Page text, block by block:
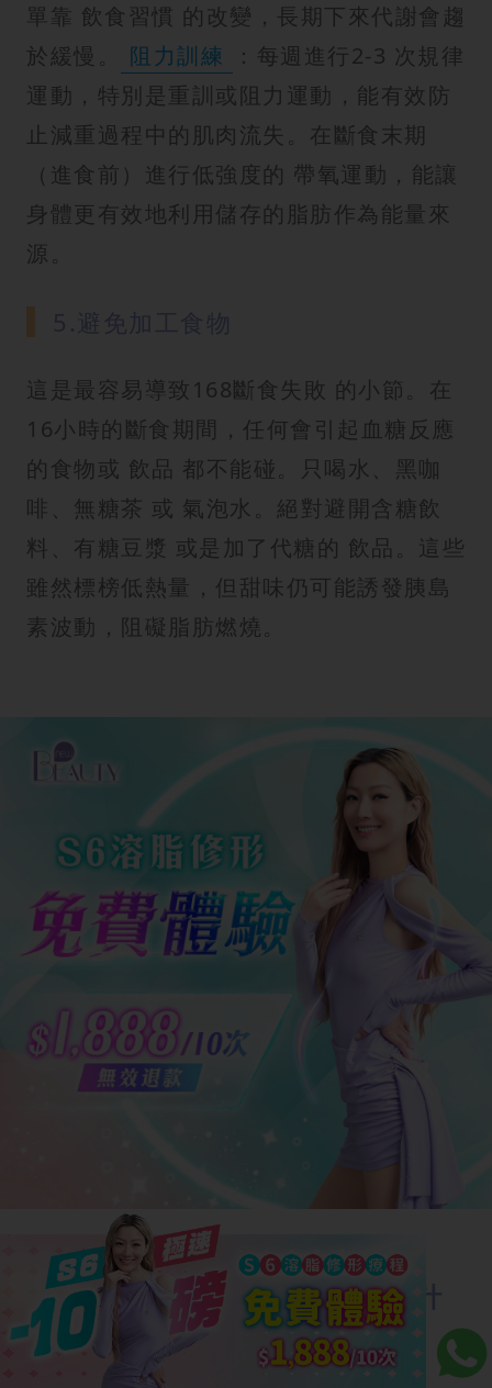
單靠 飲食習慣 的改變，長期下來代謝會趨
於緩慢。
阻力訓練
：每週進行2-3 次規律
運動，特別是重訓或阻力運動，能有效防
止減重過程中的肌肉流失。在斷食末期
（進食前）進行低強度的 帶氧運動，能讓
身體更有效地利用儲存的脂肪作為能量來
源。
這是最容易導致168斷食失敗 的小節。在
16小時的斷食期間，任何會引起血糖反應
的食物或 飲品 都不能碰。只喝水、黑咖
啡、無糖茶 或 氣泡水。絕對避開含糖飲
料、有糖豆漿 或是加了代糖的 飲品。這些
雖然標榜低熱量，但甜味仍可能誘發胰島
素波動，阻礙脂肪燃燒。
168斷食一個月沒瘦？不用再苦苦計
算食物熱量和進食時間！推薦零節
食、零運動的最強減肥法：New